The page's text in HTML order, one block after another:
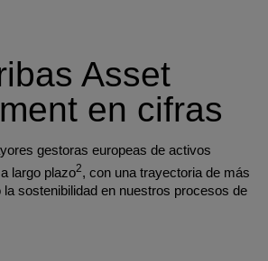
Asset
en cifras
gestoras europeas de activos
largo plazo2, con una trayectoria de más
la sostenibilidad en nuestros procesos de